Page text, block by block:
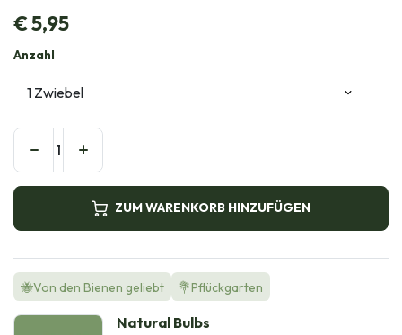
€5,95
Anzahl
ZUM WARENKORB HINZUFÜGEN
🐝Von den Bienen geliebt 💐Pflückgarten
Natural Bulbs